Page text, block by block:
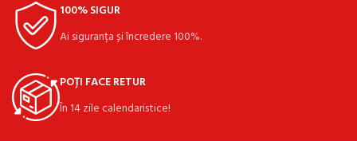
100% SIGUR
Ai siguranța și încredere 100%.
POȚI FACE RETUR
În 14 zile calendaristice!